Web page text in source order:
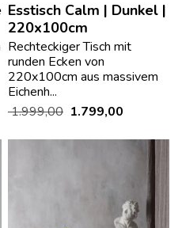
Esstisch Calm | Dunkel |
220x100cm
Rechteckiger Tisch mit
runden Ecken von
220x100cm aus massivem
Eichenh...
1.999,00 1.799,00